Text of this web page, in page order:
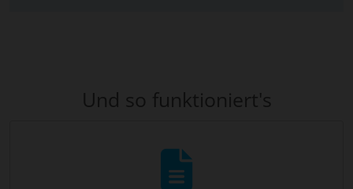
Und so funktioniert's